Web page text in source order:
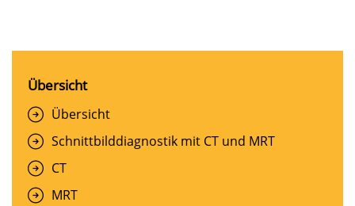
Übersicht
Übersicht
Schnittbilddiagnostik mit CT und MRT
CT
MRT